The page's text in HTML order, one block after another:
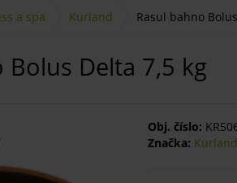
a spa Kurland Rasul bahno
Bolus Delta 7,5 kg
Obj. číslo:
Značka: Kurland